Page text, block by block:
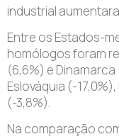
industrial
Entre os Estados-
homólogos foram
(6,6%) e
Eslováquia (-
(-3,8%).
Na comparação